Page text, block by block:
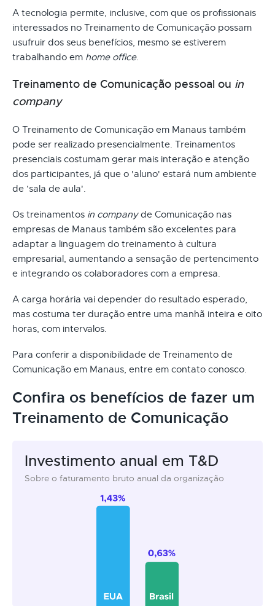
A tecnologia permite, inclusive, com que os profissionais
interessados no Treinamento de Comunicação possam
usufruir dos seus benefícios, mesmo se estiverem
trabalhando em home office.
Treinamento de Comunicação pessoal ou in
company
O Treinamento de Comunicação em Manaus também
pode ser realizado presencialmente. Treinamentos
presenciais costumam gerar mais interação e atenção
dos participantes, já que o 'aluno' estará num ambiente
de ‘sala de aula'.
Os treinamentos in companyde Comunicação nas
empresas de Manaus também são excelentes para
adaptar a linguagem do treinamento à cultura
empresarial, aumentando a sensação de pertencimento
e integrando os colaboradores com a empresa.
A carga horária vai depender do resultado esperado,
mas costuma ter duração entre uma manhã inteira e oito
horas, com intervalos.
Para conferir a disponibilidade de Treinamento de
Comunicação em Manaus, entre em contato conosco.
Confira os benefícios de fazer um
Treinamento de Comunicação
Investimento anual em T&D
Sobre o faturamento bruto anual da organização